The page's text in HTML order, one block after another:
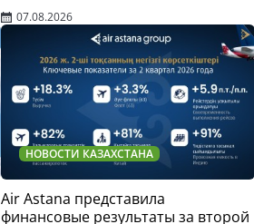
07.08.2026
НОВОСТИ КАЗАХСТАНА
Air Astana представила
финансовые результаты за второй